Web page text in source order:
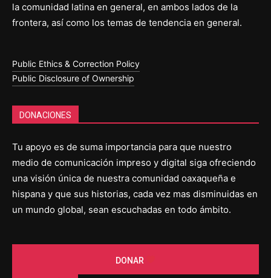
la comunidad latina en general, en ambos lados de la
frontera, así como los temas de tendencia en general.
Public Ethics & Correction Policy
Public Disclosure of Ownership
DONACIONES
Tu apoyo es de suma importancia para que nuestro
medio de comunicación impreso y digital siga ofreciendo
una visión única de nuestra comunidad oaxaqueña e
hispana y que sus historias, cada vez mas disminuidas en
un mundo global, sean escuchadas en todo ámbito.
DONAR